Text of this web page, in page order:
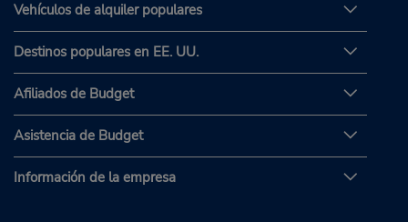
Vehículos de alquiler populares
Destinos populares en EE. UU.
Afiliados de Budget
Asistencia de Budget
Información de la empresa